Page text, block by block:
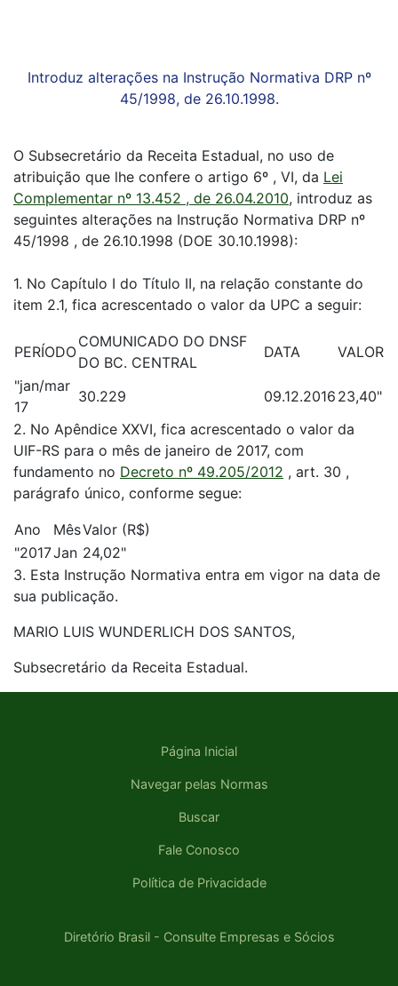
Introduz alterações na Instrução Normativa DRP nº
45/1998, de 26.10.1998.
O Subsecretário da Receita Estadual, no uso de
atribuição que lhe confere o artigo 6º , VI, da Lei
Complementar nº 13.452 , de 26.04.2010, introduz as
seguintes alterações na Instrução Normativa DRP nº
45/1998 , de 26.10.1998 (DOE 30.10.1998):
1. No Capítulo I do Título II, na relação constante do
item 2.1, fica acrescentado o valor da UPC a seguir:
PERÍODO
COMUNICADO DO DNSF
DO BC. CENTRAL
DATA
VALOR
"jan/mar
17
30.229 09.12.2016 23,40"
2. No Apêndice XXVI, fica acrescentado o valor da
UIF-RS para o mês de janeiro de 2017, com
fundamento no Decreto nº 49.205/2012 , art. 30 ,
parágrafo único, conforme segue:
Ano MêsValor (R$)
"2017Jan 24,02"
3. Esta Instrução Normativa entra em vigor na data de
sua publicação.
MARIO LUIS WUNDERLICH DOS SANTOS,
Subsecretário da Receita Estadual.
Página Inicial
Navegar pelas Normas
Buscar
Fale Conosco
Política de Privacidade
Diretório Brasil - Consulte Empresas e Sócios